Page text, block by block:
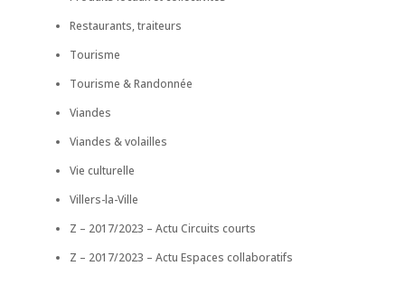
Restaurants, traiteurs
Tourisme
Tourisme & Randonnée
Viandes
Viandes & volailles
Vie culturelle
Villers-la-Ville
Z – 2017/2023 – Actu Circuits courts
Z – 2017/2023 – Actu Espaces collaboratifs